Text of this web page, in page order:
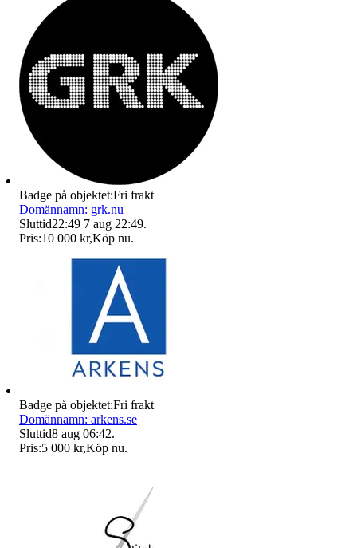
Badge på objektet:Fri frakt
Domännamn: grk.nu
Sluttid22:49 7 aug 22:49.
Pris:10 000 kr,Köp nu.
Badge på objektet:Fri frakt
Domännamn: arkens.se
Sluttid8 aug 06:42.
Pris:5 000 kr,Köp nu.